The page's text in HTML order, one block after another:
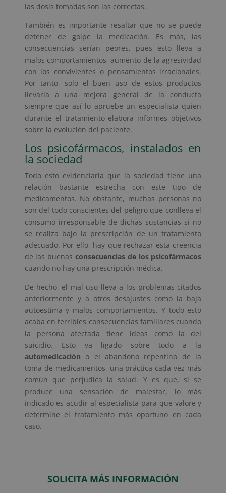
las dosis tomadas son las correctas.
También es importante resaltar que no se puede
detener de golpe la medicación. Es más, las
consecuencias serían peores, pues esto lleva a
malos comportamientos, aumento de la agresividad
con los convivientes o pensamientos irracionales.
Por tanto, solo el buen uso de estos productos
llevaría a una mejora general de la conducta
siempre que así lo apruebe un especialista quien
durante el tratamiento elabora informes objetivos
sobre la evolución del paciente.
Los psicofármacos, instalados en
la sociedad
Todo esto evidenciaría que la sociedad tiene una
relación bastante estrecha con este tipo de
medicamentos. No obstante, muchas personas no
son del todo conscientes del peligro que conlleva el
consumo irresponsable de dichas sustancias si no
se realiza bajo la prescripción de un tratamiento
adecuado. Por ello, hay que rechazar esta creencia
de las buenas consecuencias de los psicofármacos
cuando no hay una prescripción médica.
De hecho, el mal uso lleva a los problemas citados
anteriormente y a otros desajustes como la baja
autoestima y malos comportamientos. Y todo esto
acaba en terribles consecuencias familiares cuando
la persona afectada tiene ideas como la del
suicidio. Esto va ligado sobre todo a la
automedicación o el abandono repentino de la
toma de medicamentos, una práctica cada vez más
común que perjudica la salud. Y es que, si se
produce una sensación de malestar, lo más
indicado es acudir al especialista para que valore y
determine el tratamiento más oportuno en cada
caso.
SOLICITA MÁS INFORMACIÓN